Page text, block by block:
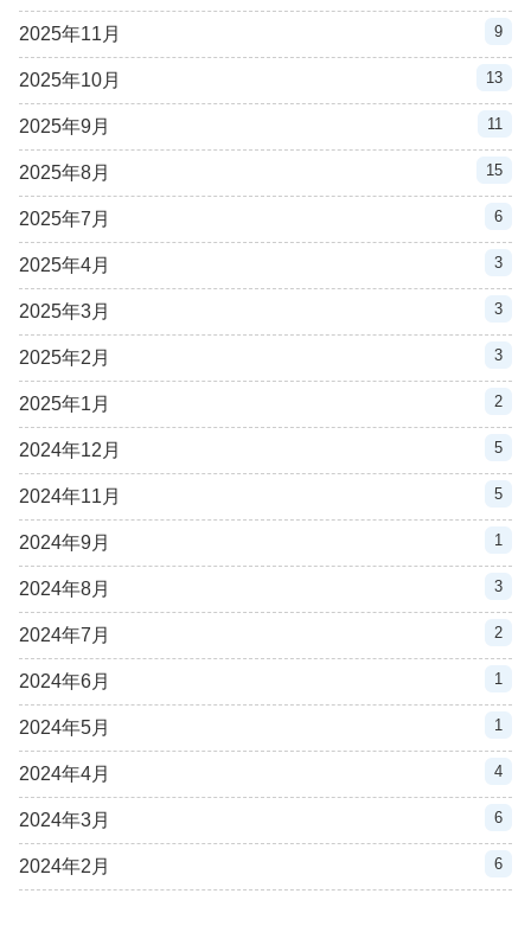
2025年11月 9
2025年10月 13
2025年9月 11
2025年8月 15
2025年7月 6
2025年4月 3
2025年3月 3
2025年2月 3
2025年1月 2
2024年12月 5
2024年11月 5
2024年9月 1
2024年8月 3
2024年7月 2
2024年6月 1
2024年5月 1
2024年4月 4
2024年3月 6
2024年2月 6